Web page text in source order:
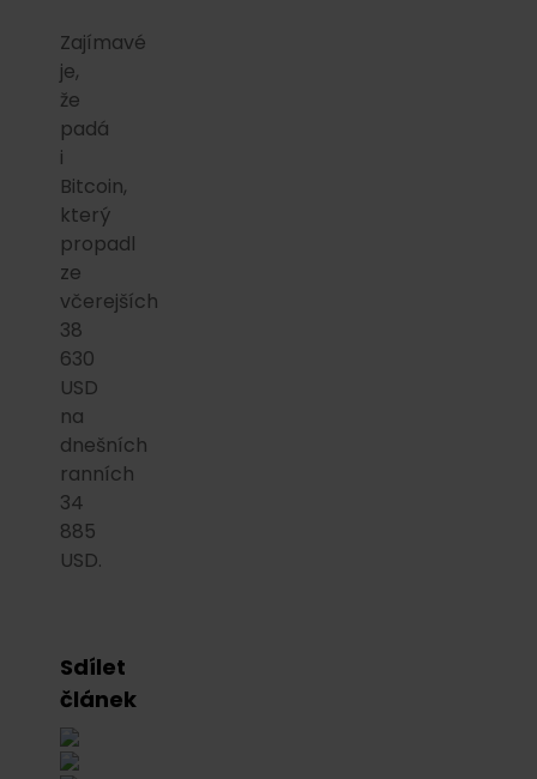
Zajímavé
je,
že
padá
i
Bitcoin,
který
propadl
ze
včerejších
38
630
USD
na
dnešních
ranních
34
885
USD.
Sdílet
článek